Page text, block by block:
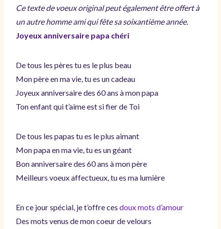
Ce texte de voeux original peut également être offert à
un autre homme ami qui fête sa soixantième année.
Joyeux anniversaire papa chéri
De tous les pères tu es le plus beau
Mon père en ma vie, tu es un cadeau
Joyeux anniversaire des 60 ans à mon papa
Ton enfant qui t’aime est si fier de Toi
De tous les papas tu es le plus aimant
Mon papa en ma vie, tu es un géant
Bon anniversaire des 60 ans à mon père
Meilleurs voeux affectueux, tu es ma lumière
En ce jour spécial, je t’offre ces doux mots d’amour
Des mots venus de mon coeur de velours